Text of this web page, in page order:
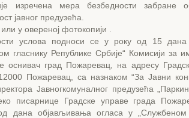
изречена мера безбедности забране
јавног предузећа.
у овереној фотокопији .
услова подноси се у року од 15
гласнику Републике Србије“ Комисији за
оснивач град Пожаревац, на адресу
Пожаревац, са назнаком “За Јавни
Јавногкомуналног предузећа
писарнице Градске управе града
дана објављивања огласа у „Службеном